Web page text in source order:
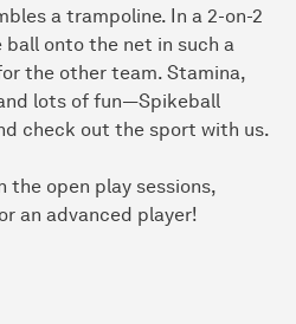
a trampoline. In a 2-on-2
onto the net in such a
the other team. Stamina,
lots of fun—Spikeball
check out the sport with us.
the open play sessions,
an advanced player!